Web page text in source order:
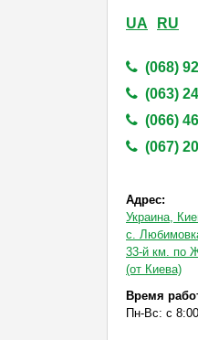
RU
UA
(068)
(063)
(066)
(067)
Адрес:
Украина,
с.
33-й км. по
(от Киева)
Время
Пн-Вс: с